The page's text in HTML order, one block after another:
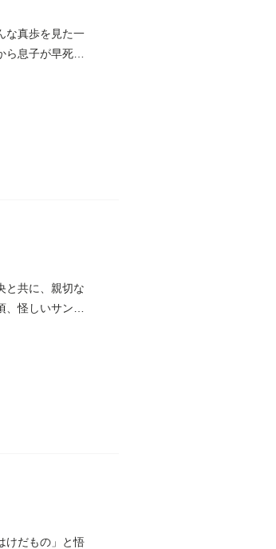
な真歩を見た一
息子が早死に
と共に、親切な
怪しいサング
けだもの」と悟